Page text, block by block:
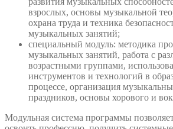
взрослых, основы музыкальной
охрана труда и техника
музыкальных занятий;
специальный модуль: методика
музыкальных занятий, работа с
возрастными группами,
инструментов и технологий в
процессе, организация
праздников, основы хорового и
Модульная система программы